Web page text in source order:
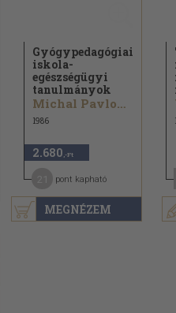
MEGNÉZEM
Gyógypedagógiai
iskola-
egészségügyi
tanulmányok
Michal Pavlovkin...
1986
2.680 ,-Ft
pont kapható